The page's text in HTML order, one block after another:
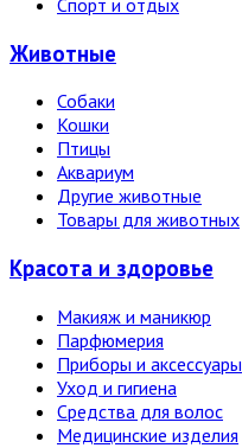
Животные
Собаки
Кошки
Птицы
Аквариум
Другие животные
Товары для животных
Красота и здоровье
Макияж и маникюр
Парфюмерия
Приборы и аксессуары
Уход и гигиена
Средства для волос
Медицинские изделия